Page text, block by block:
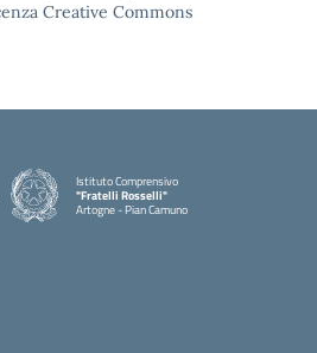
Creative Commons
Istituto Comprensivo
"Fratelli Rosselli"
Artogne - Pian Camuno
— Visita la pagina iniziale della scuola